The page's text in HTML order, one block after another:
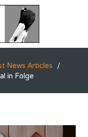
News Articles
in Folge